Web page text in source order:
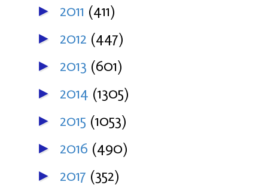
► 2011 (411)
► 2012 (447)
► 2013 (601)
► 2014 (1305)
► 2015 (1053)
► 2016 (490)
► 2017 (352)